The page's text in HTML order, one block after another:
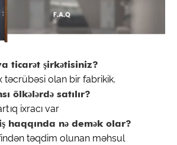
ticarət şirkətisiniz?
təcrübəsi olan bir fabrikik.
ölkələrdə satılır?
ixracı var
haqqında nə demək olar?
təqdim olunan məhsul